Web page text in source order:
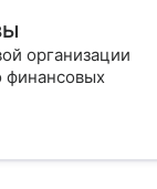
организации
финансовых